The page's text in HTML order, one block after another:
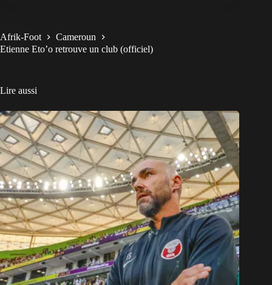
Afrik-Foot
Cameroun
Etienne Eto’o retrouve un club (officiel)
Lire aussi